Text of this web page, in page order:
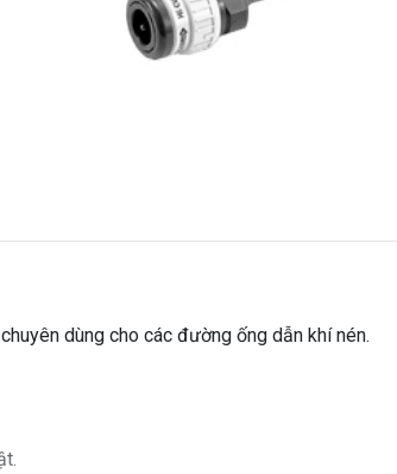
dùng cho các đường ống dẫn khí nén.